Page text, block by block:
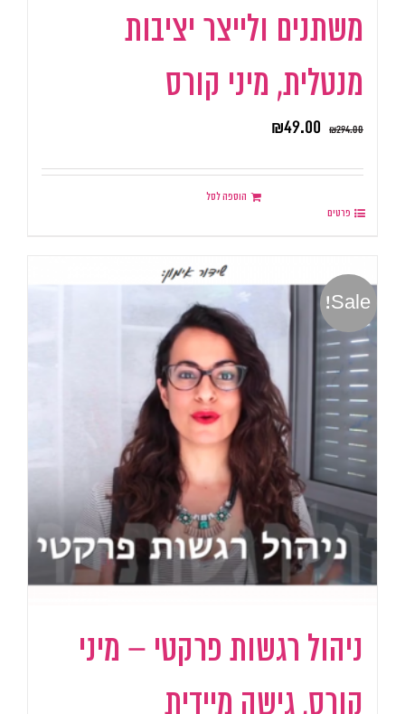
משתנים ולייצר יציבות
מנטלית, מיני קורס
₪294.00
₪49.00
הוספה לסל
פרטים
Sale!
ניהול רגשות פרקטי – מיני
קורס, גישה מיידית